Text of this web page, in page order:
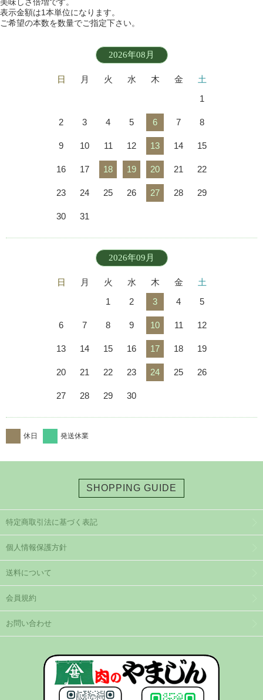
美味しさ倍増です。
表示金額は1本単位になります。
ご希望の本数を数量でご指定下さい。
2026年08月
日 月 火 水 木 金
土
1
2 3 4 5 6 7 8
9 10 11 12 13 14 15
16 17 18 19 20 21 22
23 24 25 26 27 28 29
30 31
2026年09月
日 月 火 水 木 金
土
1
2 3 4 5
6 7 8 9 10 11 12
13 14 15 16 17 18 19
20 21 22 23 24 25 26
27 28 29 30
休日 発送休業
SHOPPING GUIDE
特定商取引法に基づく表記
個人情報保護方針
送料について
会員規約
お問い合わせ